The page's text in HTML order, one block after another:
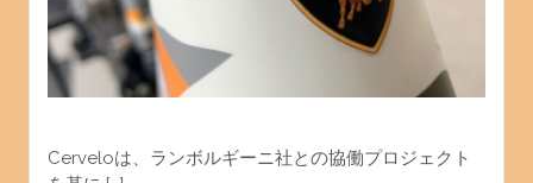
Cerveloは、ランボルギーニ社との協働プロジェクト